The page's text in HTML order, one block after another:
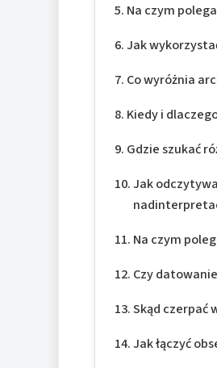
Na czym
Jak
Co wyróżnia
Kiedy i
Gdzie szukać
Jak
Na czym
Czy
Skąd czerpać
Jak łączyć